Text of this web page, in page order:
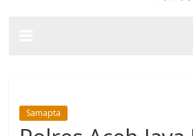
Samapta